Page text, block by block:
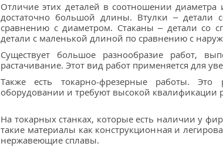
Отличие этих деталей в соотношении
достаточно большой длины. Втулки –
сравнению с диаметром. Стаканы – детали
детали с маленькой длиной по сравнению с
Существует большое разнообразие работ,
растачивание. Этот вид работ применяется для
Также есть токарно-фрезерные работы.
оборудовании и требуют высокой квалификации
На токарных станках, которые есть наличии у
такие материалы как конструкционная и
нержавеющие сплавы.